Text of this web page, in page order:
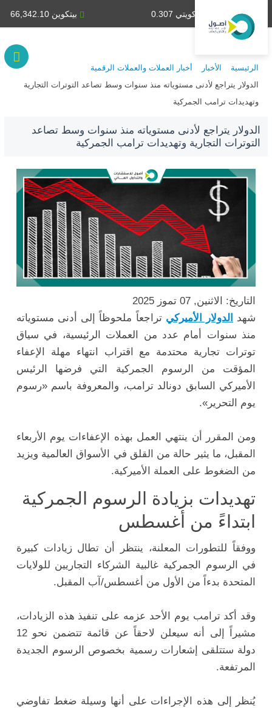
بيتكوين 66,342.10 دينار كويتي 0.307
الرئيسية الأخبار
أخبار العملات والعملات الرقمية
الدولار يتراجع لأدنى مستوياته منذ سنوات وسط تصاعد التوترات التجارية
وتهديدات ترامب الجمركية
الدولار يتراجع لأدنى مستوياته منذ سنوات وسط تصاعد
التوترات التجارية وتهديدات ترامب الجمركية
التاريخ: الاثنين, 07 تموز 2025
شهد
الدولار الأميركي تراجعاً ملحوظاً إلى أدنى مستوياته
منذ سنوات أمام عدد من العملات الرئيسية، في سياق
توترات تجارية محتدمة مع اقتراب انتهاء مهلة الإعفاء
المؤقت من الرسوم الجمركية التي فرضها الرئيس
الأميركي السابق دونالد ترامب، والمعروفة باسم «رسوم
يوم التحرير».
ومن المقرر أن ينتهي العمل بهذه الإعفاءات يوم الأربعاء
المقبل، ما يثير حالة من القلق في الأسواق العالمية ويزيد
من الضغوط على العملة الأميركية.
تهديدات بزيادة الرسوم الجمركية
ابتداءً من أغسطس
ووفقاً للتطورات المعلنة، ينتظر أن تطال زيادات كبيرة
في الرسوم الجمركية غالبية الشركاء التجاريين للولايات
المتحدة بدءاً من الأول من أغسطس/آب المقبل.
وقد أكد ترامب يوم الأحد عزمه على تنفيذ هذه الزيادات،
مشيراً إلى أنه سيعلن لاحقاً عن قائمة تتضمن نحو 12
دولة ستتلقى إشعارات رسمية بخصوص الرسوم الجديدة
المرتفعة.
يُنظر إلى هذه الإجراءات على أنها وسيلة ضغط تفاوضي